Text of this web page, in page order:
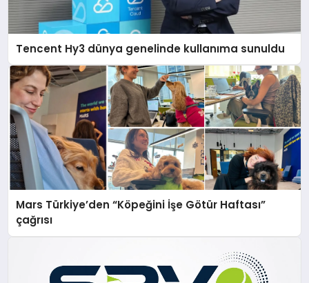
Tencent Hy3 dünya genelinde kullanıma sunuldu
Mars Türkiye’den “Köpeğini İşe Götür Haftası”
çağrısı